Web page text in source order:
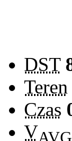
DST
Teren
Czas
VAVG